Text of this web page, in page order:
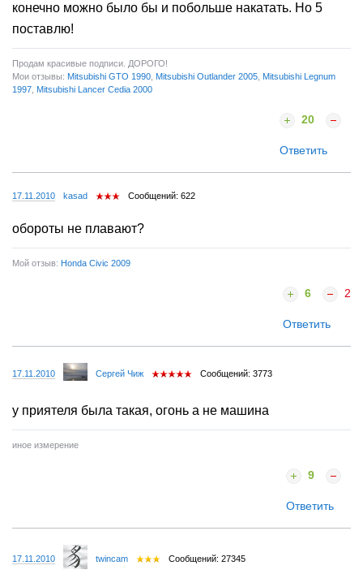
конечно можно было бы и побольше накатать. Но 5
поставлю!
Продам красивые подписи. ДОРОГО!
Мои отзывы: Mitsubishi GTO 1990 Mitsubishi Outlander 2005 Mitsubishi Legnum
1997 Mitsubishi Lancer Cedia 2000
20
Ответить
17.11.2010 kasad Сообщений: 622
обороты не плавают?
Мой отзыв: Honda Civic 2009
6 2
Ответить
17.11.2010 Сергей Чиж Сообщений: 3773
у приятеля была такая, огонь а не машина
иное измерение
9
Ответить
17.11.2010 twincam Сообщений: 27345